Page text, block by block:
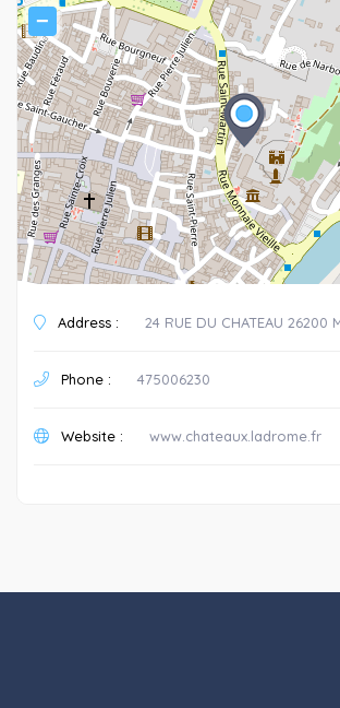
−
Address : 24 RUE DU CHATEAU 26200
Phone : 475006230
Website : www.chateaux.ladrome.fr